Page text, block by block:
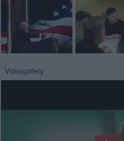
Videogallery